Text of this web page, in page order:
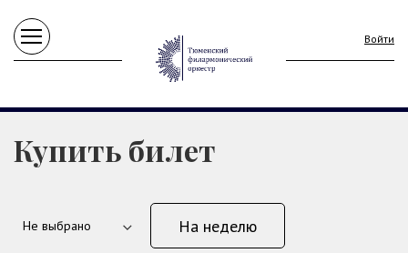
Войти
Купить билет
На неделю